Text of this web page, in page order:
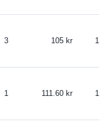
3 105
1 111.60